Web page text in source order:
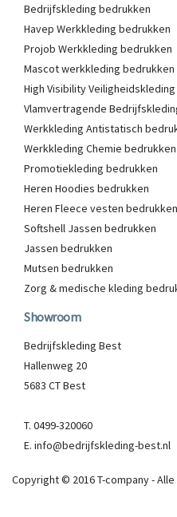
Bedrijfskleding bedrukken
Havep Werkkleding bedrukken
Projob Werkkleding bedrukken
Mascot werkkleding bedrukken
High Visibility
Vlamvertragende
Werkkleding Antistatisch
Werkkleding Chemie bedrukken
Promotiekleding bedrukken
Heren Hoodies bedrukken
Heren Fleece vesten bedrukken
Softshell Jassen bedrukken
Jassen bedrukken
Mutsen bedrukken
Zorg & medische kleding
Showroom
Bedrijfskleding Best
Hallenweg 20
5683 CT Best
T. 0499-320060
E. info@bedrijfskleding-best.nl
Copyright © 2016 T-company -